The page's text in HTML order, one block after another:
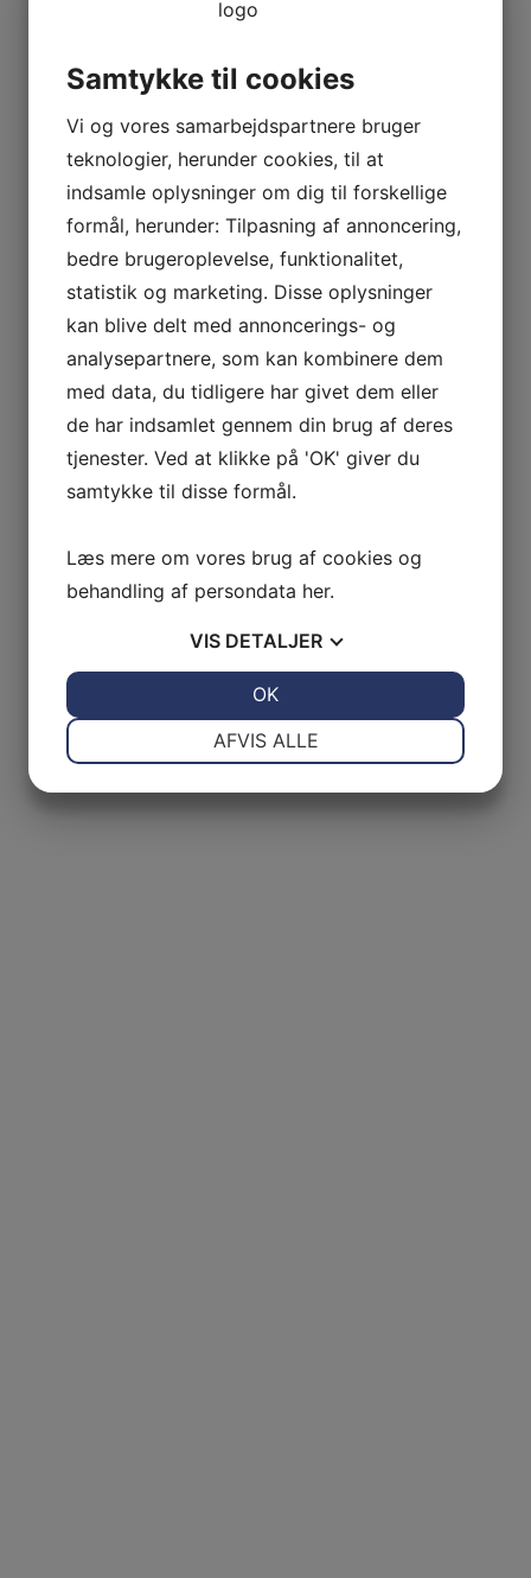
Samtykke til cookies
Vi og vores samarbejdspartnere bruger
teknologier, herunder cookies, til at
indsamle oplysninger om dig til forskellige
formål, herunder: Tilpasning af annoncering,
bedre brugeroplevelse, funktionalitet,
statistik og marketing. Disse oplysninger
kan blive delt med annoncerings- og
analysepartnere, som kan kombinere dem
med data, du tidligere har givet dem eller
de har indsamlet gennem din brug af deres
tjenester. Ved at klikke på 'OK' giver du
samtykke til disse formål.
Læs mere om vores brug af cookies og
behandling af persondata her.
VIS DETALJER
AFVIS ALLE
OK